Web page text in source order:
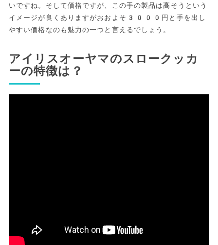
いですね。そして価格ですが、この手の製品は高そうという
イメージが良くありますがおおよそ3000円と手を出し
やすい価格なのも魅力の一つと言えるでしょう。
アイリスオーヤマのスロークッカ
ーの特徴は？